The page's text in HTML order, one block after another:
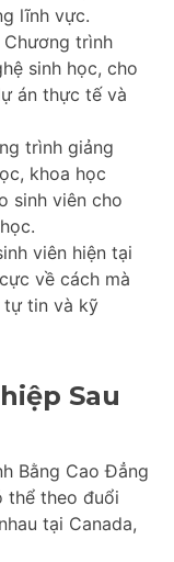
lĩnh vực.
Chương trình
sinh học, cho
án thực tế và
trình giảng
khoa học
sinh viên cho
viên hiện tại
về cách mà
tự tin và kỹ
Sau
Bằng Cao Đẳng
thể theo đuổi
tại Canada,